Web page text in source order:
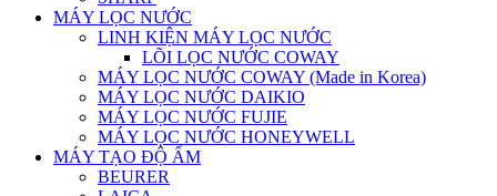
MÁY LỌC NƯỚC
LINH KIỆN MÁY LỌC NƯỚC
LÕI LỌC NƯỚC COWAY
MÁY LỌC NƯỚC COWAY (Made in Korea)
MÁY LỌC NƯỚC DAIKIO
MÁY LỌC NƯỚC FUJIE
MÁY LỌC NƯỚC HONEYWELL
MÁY TẠO ĐỘ ẨM
BEURER